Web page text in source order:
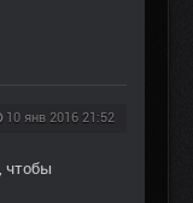
10 янв 2016 21:52
, чтобы